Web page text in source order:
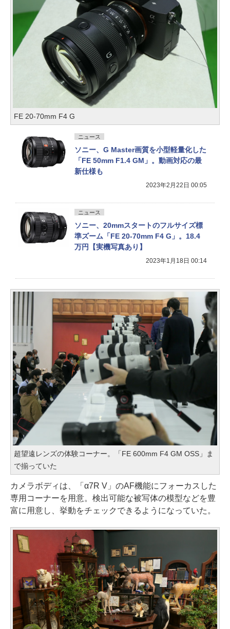
FE 20-70mm F4 G
ニュース
ソニー、G Master画質を小型軽量化した
「FE 50mm F1.4 GM」。動画対応の最
新仕様も
2023年2月22日 00:05
ニュース
ソニー、20mmスタートのフルサイズ標
準ズーム「FE 20-70mm F4 G」。18.4
万円【実機写真あり】
2023年1月18日 00:14
超望遠レンズの体験コーナー。「FE 600mm F4 GM OSS」ま
で揃っていた
カメラボディは、「α7R V」のAF機能にフォーカスした
専用コーナーを用意。検出可能な被写体の模型などを豊
富に用意し、挙動をチェックできるようになっていた。